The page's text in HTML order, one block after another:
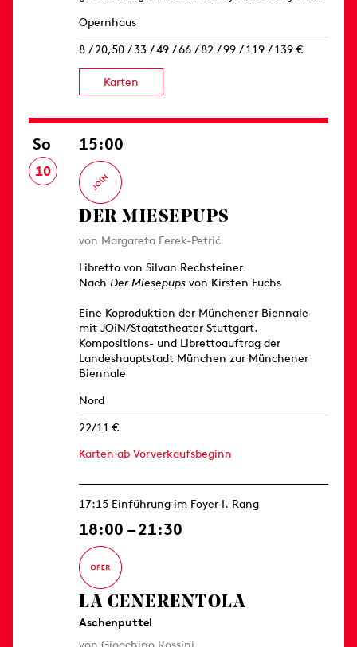
Opernhaus
8 / 20,50 / 33 / 49 / 66 / 82 / 99 / 119 / 139 €
Karten
So
10
15:00
DER MIESEPUPS
von Margareta Ferek-Petrić
Libretto von Silvan Rechsteiner
NachDer Miesepups von Kirsten Fuchs
Eine Koproduktion der Münchener Biennale
mit JOiN/Staatstheater Stuttgart.
Kompositions- und Librettoauftrag der
Landeshauptstadt München zur Münchener
Biennale
Nord
22/11 €
Karten ab Vorverkaufsbeginn
17:15 Einführung im Foyer I. Rang
18:00 – 21:30
LA CENERENTOLA
Aschenputtel